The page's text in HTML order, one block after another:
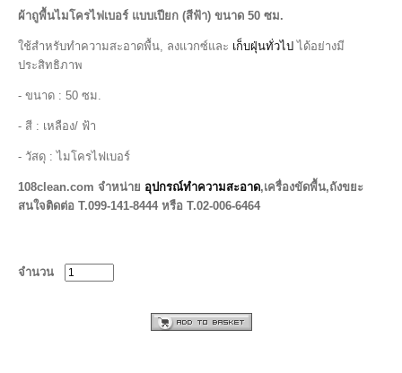
ผ้าถูพื้นไมโครไฟเบอร์ แบบเปียก (สีฟ้า) ขนาด 50 ซม.
ใช้สำหรับทำความสะอาดพื้น, ลงแวกซ์และ เก็บฝุ่นทั่วไป ได้อย่างมี
ประสิทธิภาพ
- ขนาด : 50 ซม.
- สี : เหลือง/ ฟ้า
- วัสดุ : ไมโครไฟเบอร์
108clean.com จำหน่าย อุปกรณ์ทำความสะอาด,เครื่องขัดพื้น,ถังขยะ
สนใจติดต่อ T.099-141-8444 หรือ T.02-006-6464
จำนวน